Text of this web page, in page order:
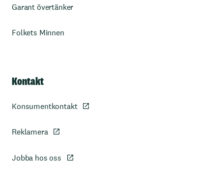
Garant övertänker
Folkets Minnen
Kontakt
Konsumentkontakt
Reklamera
Jobba hos oss